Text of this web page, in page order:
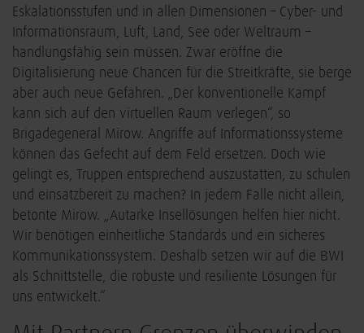
Eskalationsstufen und in allen Dimensionen – Cyber- und
Informationsraum, Luft, Land, See oder Weltraum –
handlungsfähig sein müssen. Zwar eröffne die
Digitalisierung neue Chancen für die Streitkräfte, sie berge
aber auch neue Gefahren. „Der konventionelle Kampf
kann sich auf den virtuellen Raum verlegen“, so
Brigadegeneral Mirow. Angriffe auf Informationssysteme
können das Gefecht auf dem Feld ersetzen. Doch wie
gelingt es, Truppen entsprechend auszustatten, zu schulen
und einsatzbereit zu machen? In jedem Falle nicht allein,
betonte Mirow. „Autarke Insellösungen helfen hier nicht.
Wir benötigen einheitliche Standards und ein sicheres
Kommunikationssystem. Deshalb setzen wir auf die BWI
als Schnittstelle, die robuste und resiliente Lösungen für
uns entwickelt.“